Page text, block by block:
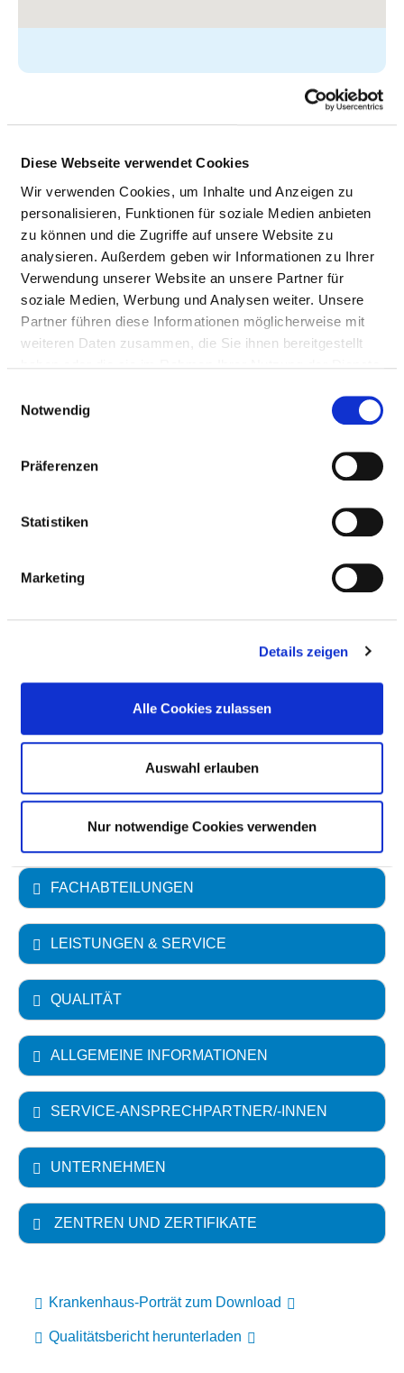
Diese Webseite verwendet Cookies
Wir verwenden Cookies, um Inhalte und Anzeigen zu
personalisieren, Funktionen für soziale Medien anbieten
zu können und die Zugriffe auf unsere Website zu
analysieren. Außerdem geben wir Informationen zu Ihrer
Verwendung unserer Website an unsere Partner für
soziale Medien, Werbung und Analysen weiter. Unsere
Partner führen diese Informationen möglicherweise mit
weiteren Daten zusammen, die Sie ihnen bereitgestellt
Notwendig
Präferenzen
Statistiken
Marketing
Details zeigen
Alle Cookies zulassen
Auswahl erlauben
Nur notwendige Cookies verwenden
Tel.:08441-79-0
Mail:moc.znaillakinilk@tairaterkes.fp
Anfahrt
http://www.ilmtalklinik.de
Weitere Standorte
Patienten und deren Angehörige da, bieten moderne,...
Anzahl der Fachabteilungen: 5
Krankenhausträger: Ilmtalklinik GmbH
Art des Trägers: öffentlich
FACHABTEILUNGEN
LEISTUNGEN & SERVICE
QUALITÄT
ALLGEMEINE INFORMATIONEN
SERVICE-ANSPRECHPARTNER/-INNEN
UNTERNEHMEN
ZENTREN UND ZERTIFIKATE
Krankenhaus-Porträt zum Download
Qualitätsbericht herunterladen